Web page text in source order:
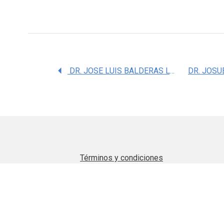
DR. JOSE LUIS BALDERAS LOPEZ
Términos y condiciones